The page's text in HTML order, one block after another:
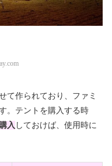
て作られており、ファミ
。テントを購入する時
入 しておけば、使用時に